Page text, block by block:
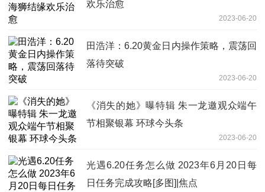
欢乐治愈
2023-06-20
田浩洋：6.20黄金日内操作策略，震荡回
落待突破
2023-06-20
《消失的她》曝特辑 朱一龙邀观众端午
节相聚银幕 环球今头条
2023-06-20
光遇6.20任务怎么做 2023年6月20日每
日任务完成攻略[多图]|焦点